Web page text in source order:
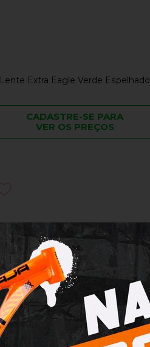
Lente Extra Eagle Verde Espelhado
CADASTRE-SE PARA
VER OS PREÇOS